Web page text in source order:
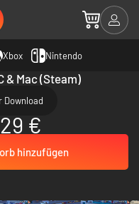
Xbox Nintendo
& Mac (Steam)
Download
€
hinzufügen